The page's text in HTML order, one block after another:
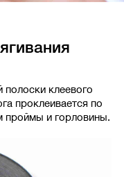
клеевого
проклеивается по
проймы и горловины.